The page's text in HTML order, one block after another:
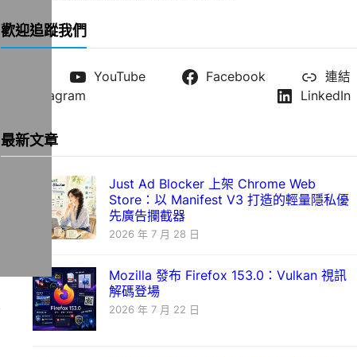
歡迎追蹤我們
YouTube Facebook
連結
Instagram
LinkedIn
最新文章
Just Ad Blocker 上架 Chrome Web
Store：以 Manifest V3 打造的輕量隱私優
先廣告攔截器
2026 年 7 月 28 日
Mozilla 發布 Firefox 153.0：Vulkan 視訊
解碼登場
2026 年 7 月 22 日